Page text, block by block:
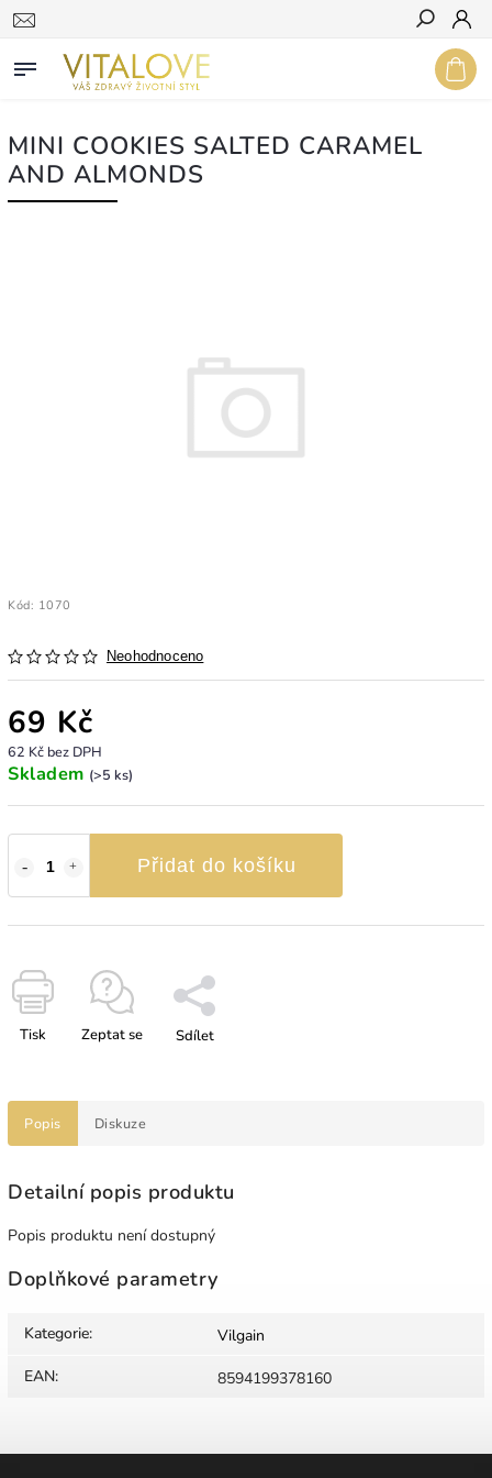
Hledat
MINI COOKIES SALTED CARAMEL
AND ALMONDS
Kód: 1070
Neohodnoceno
69 Kč
62 Kč bez DPH
Skladem (>5 ks)
Přidat do košíku
Tisk Zeptat se Sdílet
Popis Diskuze
Detailní popis produktu
Popis produktu není dostupný
Doplňkové parametry
Kategorie:
Vilgain
EAN: 8594199378160